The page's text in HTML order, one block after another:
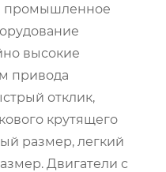
промышленное
высокие
привода
отклик,
крутящего
размер, легкий
Двигатели с